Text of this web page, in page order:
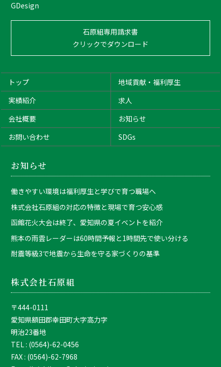
GDesign
石原組専用請求書
クリックでダウンロード
トップ
地域貢献・福利厚生
実績紹介
求人
会社概要
お知らせ
お問い合わせ
SDGs
お知らせ
働きやすい環境は福利厚生と学びで育つ職場へ
株式会社石原組の対応の特徴と現場で育つ安心感
函館花火大会は終了、愛知県の夏イベントを紹介
熊本の雨雲レーダーは60時間予報と1時間先で使い分ける
耐震等級3で地震から生命を守る家づくりの基準
株式会社石原組
〒444-0111
愛知県額田郡幸田町大字高力字
明治23番地
TEL : (0564)-62-0456
FAX : (0564)-62-7968